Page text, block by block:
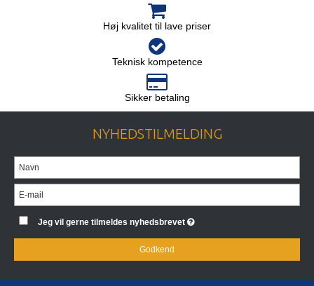
Høj kvalitet til lave priser
Teknisk kompetence
Sikker betaling
NYHEDSTILMELDING
Jeg vil gerne tilmeldes nyhedsbrevet
Godkend